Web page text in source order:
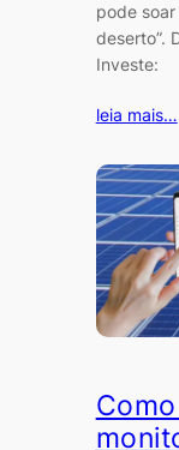
pode
deserto”.
Investe:
leia mais…